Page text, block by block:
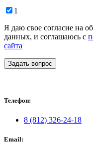
1
Я даю свое согласие на
данных, и соглашаюсь с
сайта
Задать вопрос
Телефон:
8 (812) 326-24-18
Email: